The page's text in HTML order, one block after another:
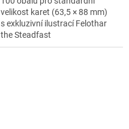
velikost karet (63,5 × 88 mm)
s exkluzivní ilustrací Felothar
the Steadfast